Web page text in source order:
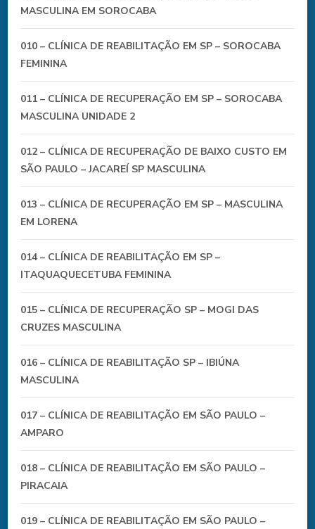
MASCULINA EM SOROCABA
010 – CLÍNICA DE REABILITAÇÃO EM SP – SOROCABA
FEMININA
011 – CLÍNICA DE RECUPERAÇÃO EM SP – SOROCABA
MASCULINA UNIDADE 2
012 – CLÍNICA DE RECUPERAÇÃO DE BAIXO CUSTO EM
SÃO PAULO – JACAREÍ SP MASCULINA
013 – CLÍNICA DE RECUPERAÇÃO EM SP – MASCULINA
EM LORENA
014 – CLÍNICA DE REABILITAÇÃO EM SP –
ITAQUAQUECETUBA FEMININA
015 – CLÍNICA DE RECUPERAÇÃO SP – MOGI DAS
CRUZES MASCULINA
016 – CLÍNICA DE REABILITAÇÃO SP – IBIÚNA
MASCULINA
017 – CLÍNICA DE REABILITAÇÃO EM SÃO PAULO –
AMPARO
018 – CLÍNICA DE REABILITAÇÃO EM SÃO PAULO –
PIRACAIA
019 – CLÍNICA DE REABILITAÇÃO EM SÃO PAULO –